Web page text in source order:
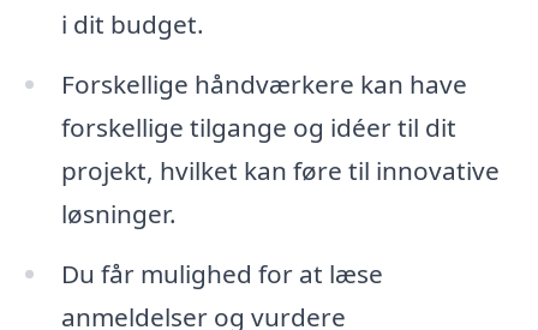
i dit budget.
Forskellige håndværkere kan have
forskellige tilgange og idéer til dit
projekt, hvilket kan føre til innovative
løsninger.
Du får mulighed for at læse
anmeldelser og vurdere